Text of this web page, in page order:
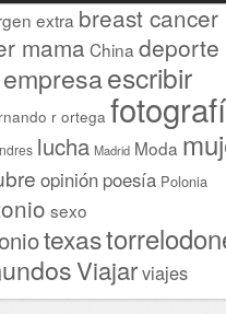
extra breast cancer
mama China deporte
empresaescribir
r ortega
lucha Madrid Moda
opinión poesía Polonia
sexo
texas
Viajarviajes